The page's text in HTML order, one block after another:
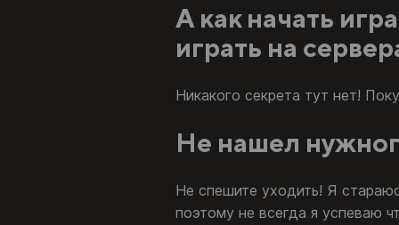
А как начать
играть на
Никакого секрета тут нет!
Не нашел
Не спешите уходить! Я
поэтому не всегда я успеваю